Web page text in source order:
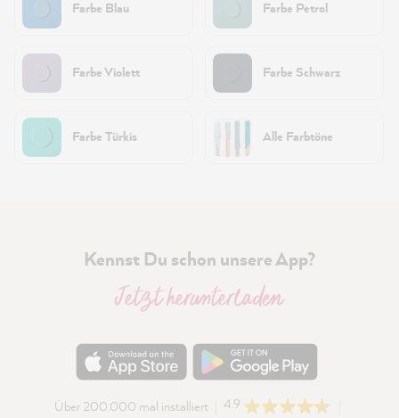
Farbe Blau Farbe Petrol
Farbe Violett Farbe Schwarz
Farbe Türkis Alle Farbtöne
Kennst Du schon unsere App?
Jetzt herunterladen
Über 200.000 mal installiert
4.9